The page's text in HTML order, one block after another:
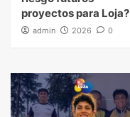
proyectos para Loja?
admin 2026 0